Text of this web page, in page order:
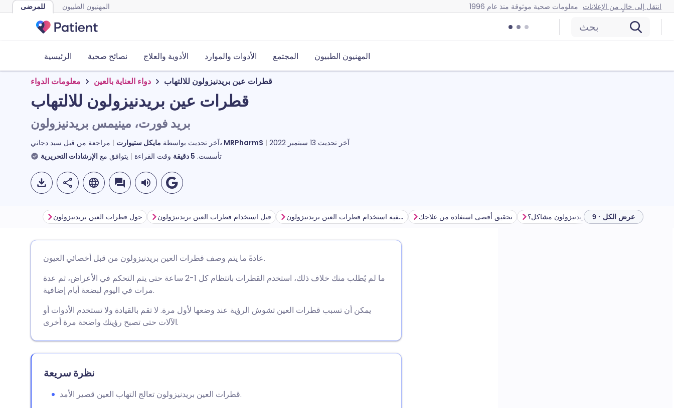
للمرضى المهنيون الطبيون معلومات صحية موثوقة منذ عام 1996 انتقل إلى خالٍ من الإعلانات
بحث
الرئيسية نصائح صحية الأدوية والعلاج الأدوات والموارد المجتمع المهنيون الطبيون
معلومات الدواء دواء العناية بالعين قطرات عين بريدنيزولون للالتهاب
قطرات عين بريدنيزولون للالتهاب
بريد فورت، مينيمس بريدنيزولون
مراجعة من قبل سيد دجاني آخر تحديث بواسطةمايكل ستيوارت، MRPharmS آخر تحديث 13 سبتمبر 2022
يتوافق مع الإرشادات التحريرية تأسست. 5 دقيقة وقت القراءة
مشاركة عبر فيسبوك
مشاركة عبر لينكد إن
نسخ الرابط
🇪🇸 Español 🇫🇷 Français
🇮🇹 Italiano 🇵🇹 Português
حول قطرات العين بريدنيزولون قبل استخدام قطرات العين بريدنيزولون كيفية استخدام قطرات العين بريدنيزولون تحقيق أقصى استفادة من علاجك هل يمكن أن تسبب قطرات العين بريدنيزولون مشاكل؟ عرض الكل · 9
عادةً ما يتم وصف قطرات العين بريدنيزولون من قبل أخصائي العيون.
ما لم يُطلب منك خلاف ذلك، استخدم القطرات بانتظام كل 1-2 ساعة حتى يتم التحكم في الأعراض، ثم عدة
مرات في اليوم لبضعة أيام إضافية.
يمكن أن تسبب قطرات العين تشوش الرؤية عند وضعها لأول مرة. لا تقم بالقيادة ولا تستخدم الأدوات أو
الآلات حتى تصبح رؤيتك واضحة مرة أخرى.
نظرة سريعة
قطرات العين بريدنيزولون تعالج التهاب العين قصير الأمد.